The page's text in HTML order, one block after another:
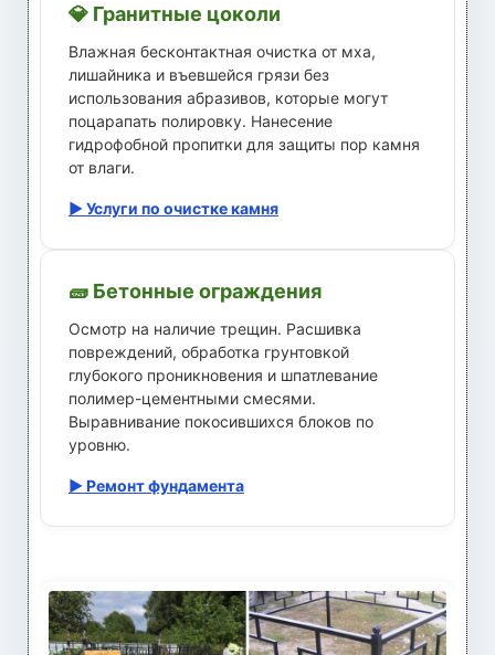
💎 Гранитные цоколи
Влажная бесконтактная очистка от мха,
лишайника и въевшейся грязи без
использования абразивов, которые могут
поцарапать полировку. Нанесение
гидрофобной пропитки для защиты пор камня
от влаги.
▶ Услуги по очистке камня
🧱 Бетонные ограждения
Осмотр на наличие трещин. Расшивка
повреждений, обработка грунтовкой
глубокого проникновения и шпатлевание
полимер-цементными смесями.
Выравнивание покосившихся блоков по
уровню.
▶ Ремонт фундамента